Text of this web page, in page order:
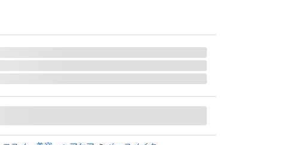
になじむから、毛穴・赤み・くすみなどの気に
※3するのに、厚塗り感のない、なめらかな肌